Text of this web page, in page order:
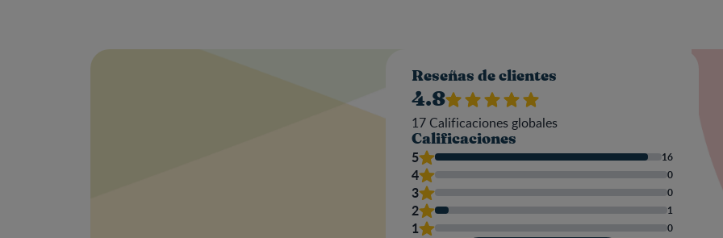
Reseñas de clientes
4.8
17Calificaciones globales
Calificaciones
5 16
4 0
3 0
2 1
1 0